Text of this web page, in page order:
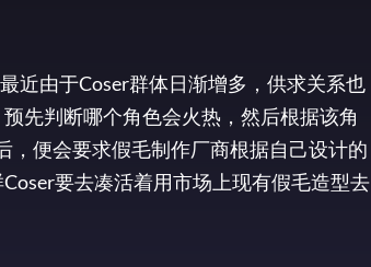
近由于Coser群体日渐增多，供求关系也
先判断哪个角色会火热，然后根据该角
便会要求假毛制作厂商根据自己设计的
要去凑活着用市场上现有假毛造型去